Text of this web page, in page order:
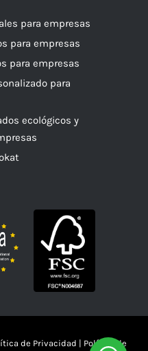
para empresas
para empresas
para empresas
para
ecológicos y
de Privacidad | Política de